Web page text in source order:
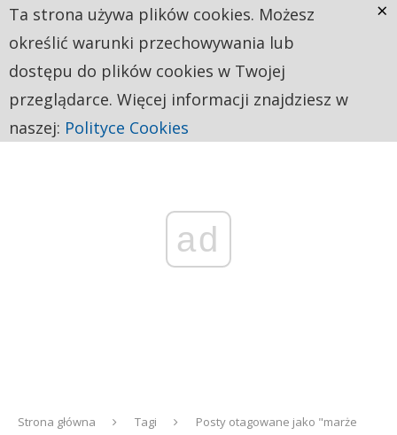
ad
Strona główna Tagi
Posty otagowane jako "marże
Ta strona używa plików cookies. Możesz
określić warunki przechowywania lub
dostępu do plików cookies w Twojej
przeglądarce. Więcej informacji znajdziesz w
naszej: Polityce Cookies
×